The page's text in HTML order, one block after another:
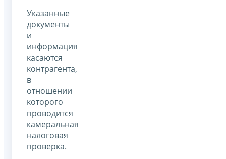
Указанные
документы
и
информация
касаются
контрагента,
в
отношении
которого
проводится
камеральная
налоговая
проверка.